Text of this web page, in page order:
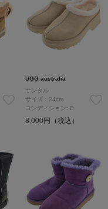
UGG australia
サンダル
サイズ：24cm
コンディション: B
8,000円（税込）